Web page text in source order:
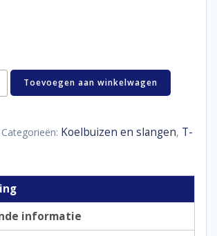
Toevoegen aan winkelwagen
Categorieën: Koelbuizen en slangen, T-
informatie